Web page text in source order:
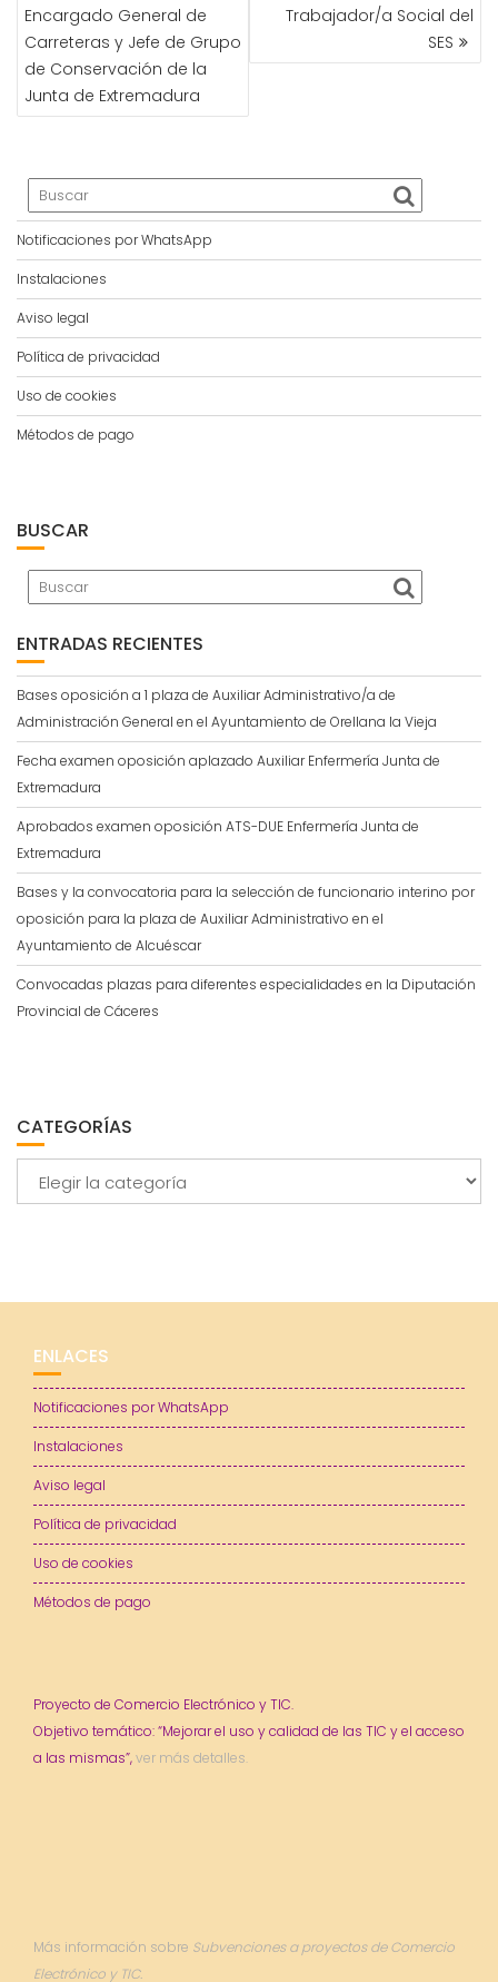
Encargado General de
Carreteras y Jefe de Grupo
de Conservación de la
Junta de Extremadura
Trabajador/a Social del
SES
Notificaciones por WhatsApp
Instalaciones
Aviso legal
Política de privacidad
Uso de cookies
Métodos de pago
BUSCAR
ENTRADAS RECIENTES
Bases oposición a 1 plaza de Auxiliar Administrativo/a de
Administración General en el Ayuntamiento de Orellana la Vieja
Fecha examen oposición aplazado Auxiliar Enfermería Junta de
Extremadura
Aprobados examen oposición ATS-DUE Enfermería Junta de
Extremadura
Bases y la convocatoria para la selección de funcionario interino por
oposición para la plaza de Auxiliar Administrativo en el
Ayuntamiento de Alcuéscar
Convocadas plazas para diferentes especialidades en la Diputación
Provincial de Cáceres
CATEGORÍAS
ENLACES
Notificaciones por WhatsApp
Instalaciones
Aviso legal
Política de privacidad
Uso de cookies
Métodos de pago
Proyecto de Comercio Electrónico y TIC.
Objetivo temático: “Mejorar el uso y calidad de las TIC y el acceso
a las mismas”,ver más detalles.
Más información sobre Subvenciones a proyectos de Comercio
Electrónico y TIC.